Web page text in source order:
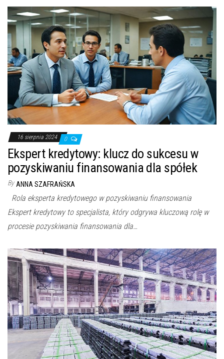
16 sierpnia 2024 0
Ekspert kredytowy: klucz do sukcesu w
pozyskiwaniu finansowania dla spółek
By ANNA SZAFRAŃSKA
Rola eksperta kredytowego w pozyskiwaniu finansowania
Ekspert kredytowy to specjalista, który odgrywa kluczową rolę w
procesie pozyskiwania finansowania dla…